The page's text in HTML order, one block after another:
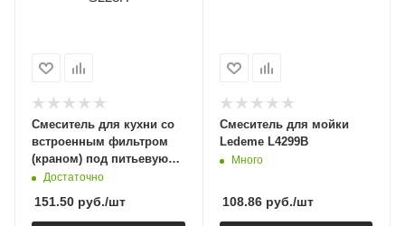
Смеситель для кухни со
встроенным фильтром
(краном) под питьевую
воду Shevanik S228H
Достаточно
151.50 руб./шт
Смеситель для мойки
Ledeme L4299B
Много
108.86руб./шт